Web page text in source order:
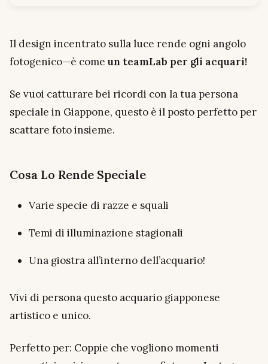
Il design incentrato sulla luce rende ogni angolo
fotogenico—è comeun teamLab per gli acquari!
Se vuoi catturare bei ricordi con la tua persona
speciale in Giappone, questo è il posto perfetto per
scattare foto insieme.
Cosa Lo Rende Speciale
Varie specie di razze e squali
Temi di illuminazione stagionali
Una giostra all’interno dell’acquario!
Vivi di persona questo acquario giapponese
artistico e unico.
Perfetto per: Coppie che vogliono momenti